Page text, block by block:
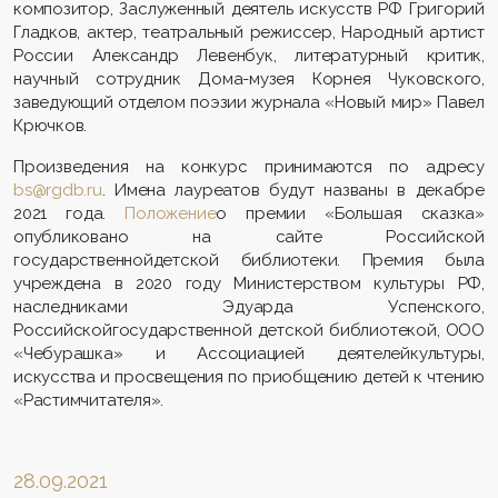
композитор, Заслуженный деятель искусств РФ Григорий
Гладков, актер, театральный режиссер, Народный артист
России Александр Левенбук, литературный критик,
научный сотрудник Дома-музея Корнея Чуковского,
заведующий отделом поэзии журнала «Новый мир» Павел
Крючков.
Произведения на конкурс принимаются по адресу
bs@rgdb.ru. Имена лауреатов будут названы в декабре
2021 года. Положениео премии «Большая сказка»
опубликовано на сайте Российской
государственнойдетской библиотеки. Премия была
учреждена в 2020 году Министерством культуры РФ,
наследниками Эдуарда Успенского,
Российскойгосударственной детской библиотекой, ООО
«Чебурашка» и Ассоциацией деятелейкультуры,
искусства и просвещения по приобщению детей к чтению
«Растимчитателя».
28.09.2021